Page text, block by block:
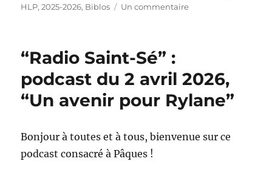
le
HLP,2025-2026, Biblos Un commentairesur
du
4
mai
“Radio Saint-Sé” :
podcast du 2 avril 2026,
“Un avenir pour Rylane”
Bonjour à toutes et à tous, bienvenue sur ce
podcast consacré à Pâques !